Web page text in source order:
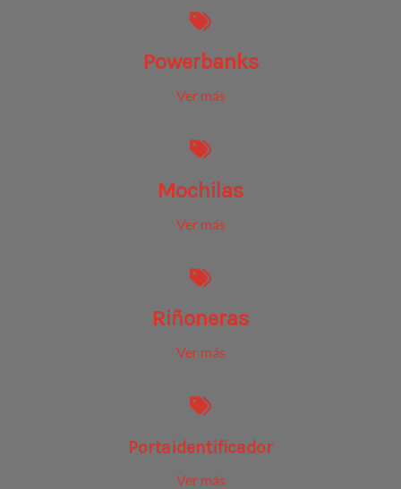
Powerbanks
Ver más
Mochilas
Ver más
Riñoneras
Ver más
Portaidentificador
Ver más